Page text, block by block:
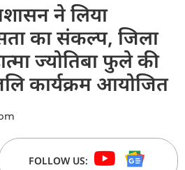
ने लिया
का संकल्प, जिला
ज्योतिबा फुले की
कार्यक्रम आयोजित
FOLLOW US: